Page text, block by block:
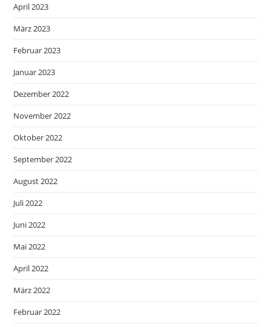
April 2023
März 2023
Februar 2023
Januar 2023
Dezember 2022
November 2022
Oktober 2022
September 2022
August 2022
Juli 2022
Juni 2022
Mai 2022
April 2022
März 2022
Februar 2022